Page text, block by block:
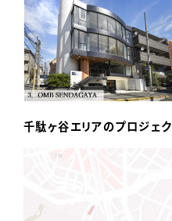
千駄ヶ谷エリアのプロジェ